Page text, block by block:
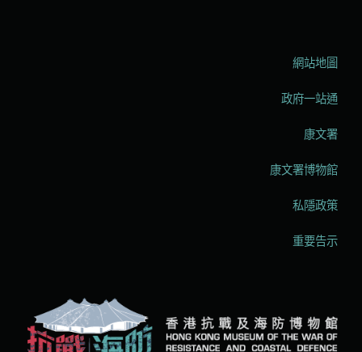
網站地圖
政府一站通
康文署
康文署博物館
私隱政策
重要告示